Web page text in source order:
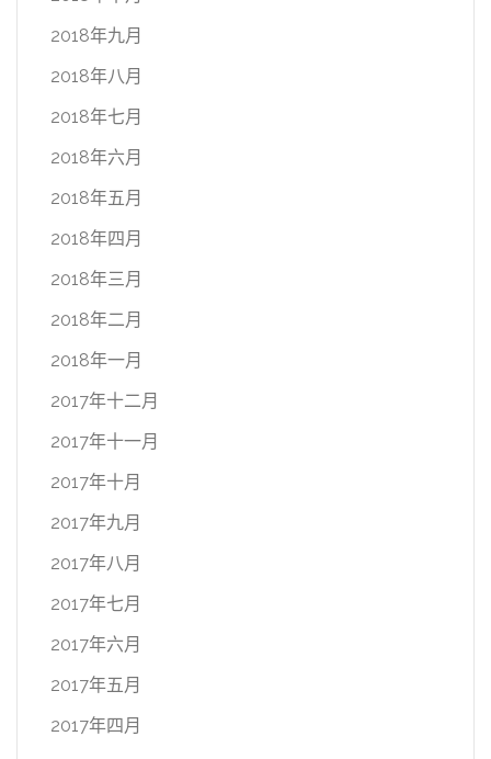
2018年九月
2018年八月
2018年七月
2018年六月
2018年五月
2018年四月
2018年三月
2018年二月
2018年一月
2017年十二月
2017年十一月
2017年十月
2017年九月
2017年八月
2017年七月
2017年六月
2017年五月
2017年四月